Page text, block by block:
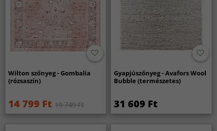
Wilton szőnyeg - Gombalia
(rózsaszín)
14 799 Ft 19 749 Ft
Gyapjúszőnyeg - Avafors Wool
Bubble (természetes)
31 609 Ft